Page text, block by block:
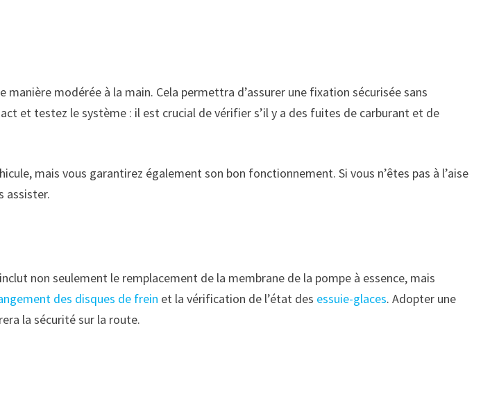
modérée à la main. Cela permettra d’assurer une fixation sécurisée sans
et testez le système : il est crucial de vérifier s’il y a des fuites de carburant et de
mais vous garantirez également son bon fonctionnement. Si vous n’êtes pas à l’aise
assister.
non seulement le remplacement de la membrane de la pompe à essence, mais
des disques de frein et la vérification de l’état des essuie-glaces. Adopter une
la sécurité sur la route.